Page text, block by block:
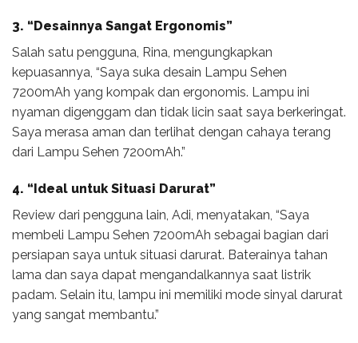
3. “Desainnya Sangat Ergonomis”
Salah satu pengguna, Rina, mengungkapkan
kepuasannya, “Saya suka desain Lampu Sehen
7200mAh yang kompak dan ergonomis. Lampu ini
nyaman digenggam dan tidak licin saat saya berkeringat.
Saya merasa aman dan terlihat dengan cahaya terang
dari Lampu Sehen 7200mAh.”
4. “Ideal untuk Situasi Darurat”
Review dari pengguna lain, Adi, menyatakan, “Saya
membeli Lampu Sehen 7200mAh sebagai bagian dari
persiapan saya untuk situasi darurat. Baterainya tahan
lama dan saya dapat mengandalkannya saat listrik
padam. Selain itu, lampu ini memiliki mode sinyal darurat
yang sangat membantu.”